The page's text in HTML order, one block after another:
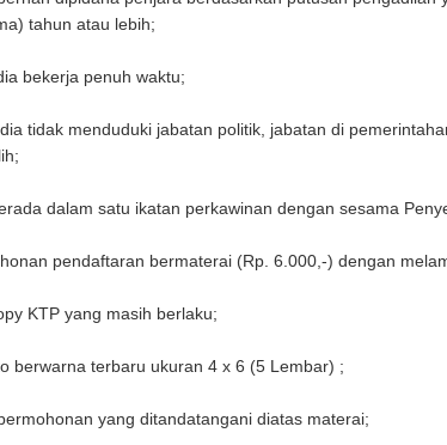
tahun atau lebih;
penuh waktu;
menduduki jabatan politik, jabatan di pemerintahan
dalam satu ikatan perkawinan dengan sesama
pendaftaran bermaterai (Rp. 6.000,-) dengan
KTP yang masih berlaku;
terbaru ukuran 4 x 6 (5 Lembar) ;
yang ditandatangani diatas materai;